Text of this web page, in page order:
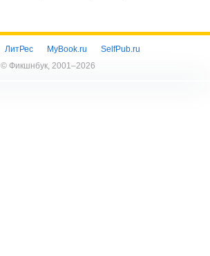
ЛитРес MyBook.ru
SelfPub.ru
© Фикшнбук, 2001–2026